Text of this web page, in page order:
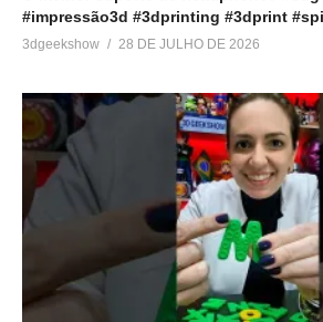
#impressão3d #3dprinting #3dprint
3dgeekshow 28 DE JULHO DE 2026